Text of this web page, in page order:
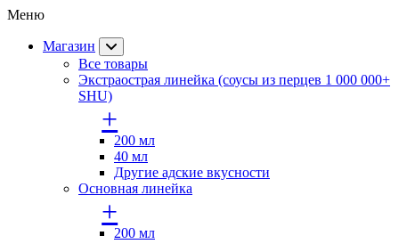
Меню
Магазин
Все товары
Экстраострая линейка (соусы из перцев 1 000 000+
SHU)
+
200 мл
40 мл
Другие адские вкусности
Основная линейка
+
200 мл